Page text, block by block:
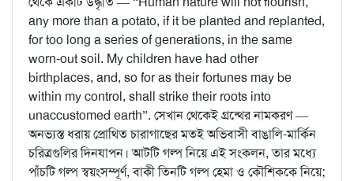
any more than a potato, if it be planted and replanted,
for too long a series of generations, in the same
worn-out soil. My children have had other
birthplaces, and, so for as their fortunes may be
within my control, shall strike their roots into
unaccustomed earth”. সেখান থেকেই গ্রন্থের নামকরণ —
অনভ্যস্ত ধরায় প্রোথিত চারাগাছের মতই অভিবাসী বাঙালি-মার্কিন
চরিত্রগুলির দিনযাপন। আটটি গল্প নিয়ে এই সংকলন, তার মধ্যে
পাঁচটি গল্প স্বয়ংসম্পূর্ণ, বাকী তিনটি গল্প হেমা ও কৌশিককে নিয়ে;